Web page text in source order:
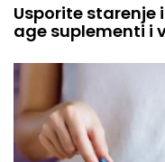
Usporite starenje
age suplementi i